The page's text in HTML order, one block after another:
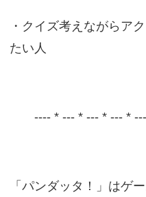
・クイズ考えながらア
たい人
---- * --- * --- * --- * ---
「パンダッタ！」はゲ